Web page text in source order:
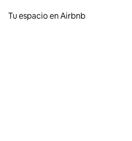
Tu espacio en Airbnb